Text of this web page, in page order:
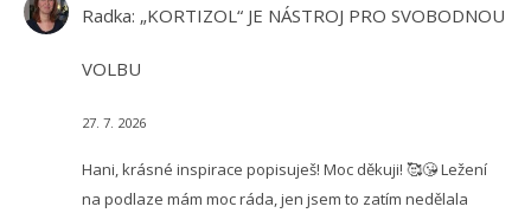
Radka: „KORTIZOL“ JE NÁSTROJ PRO SVOBODNOU
VOLBU
27. 7. 2026
Hani, krásné inspirace popisuješ! Moc děkuji! 🥰😘 Ležení
na podlaze mám moc ráda, jen jsem to zatím nedělala